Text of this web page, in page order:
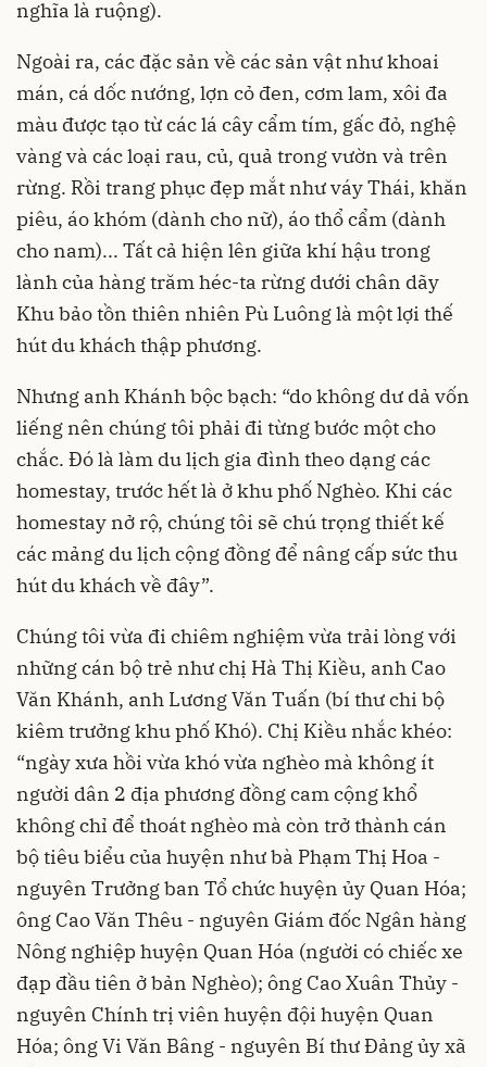
nghĩa là ruộng).
Ngoài ra, các đặc sản về các sản vật như khoai
mán, cá dốc nướng, lợn cỏ đen, cơm lam, xôi đa
màu được tạo từ các lá cây cẩm tím, gấc đỏ, nghệ
vàng và các loại rau, củ, quả trong vườn và trên
rừng. Rồi trang phục đẹp mắt như váy Thái, khăn
piêu, áo khóm (dành cho nữ), áo thổ cẩm (dành
cho nam)... Tất cả hiện lên giữa khí hậu trong
lành của hàng trăm héc-ta rừng dưới chân dãy
Khu bảo tồn thiên nhiên Pù Luông là một lợi thế
hút du khách thập phương.
Nhưng anh Khánh bộc bạch: “do không dư dả vốn
liếng nên chúng tôi phải đi từng bước một cho
chắc. Đó là làm du lịch gia đình theo dạng các
homestay, trước hết là ở khu phố Nghèo. Khi các
homestay nở rộ, chúng tôi sẽ chú trọng thiết kế
các mảng du lịch cộng đồng để nâng cấp sức thu
hút du khách về đây”.
Chúng tôi vừa đi chiêm nghiệm vừa trải lòng với
những cán bộ trẻ như chị Hà Thị Kiều, anh Cao
Văn Khánh, anh Lương Văn Tuấn (bí thư chi bộ
kiêm trưởng khu phố Khó). Chị Kiều nhắc khéo:
“ngày xưa hồi vừa khó vừa nghèo mà không ít
người dân 2 địa phương đồng cam cộng khổ
không chỉ để thoát nghèo mà còn trở thành cán
bộ tiêu biểu của huyện như bà Phạm Thị Hoa -
nguyên Trưởng ban Tổ chức huyện ủy Quan Hóa;
ông Cao Văn Thêu - nguyên Giám đốc Ngân hàng
Nông nghiệp huyện Quan Hóa (người có chiếc xe
đạp đầu tiên ở bản Nghèo); ông Cao Xuân Thủy -
nguyên Chính trị viên huyện đội huyện Quan
Hóa; ông Vi Văn Bâng - nguyên Bí thư Đảng ủy xã